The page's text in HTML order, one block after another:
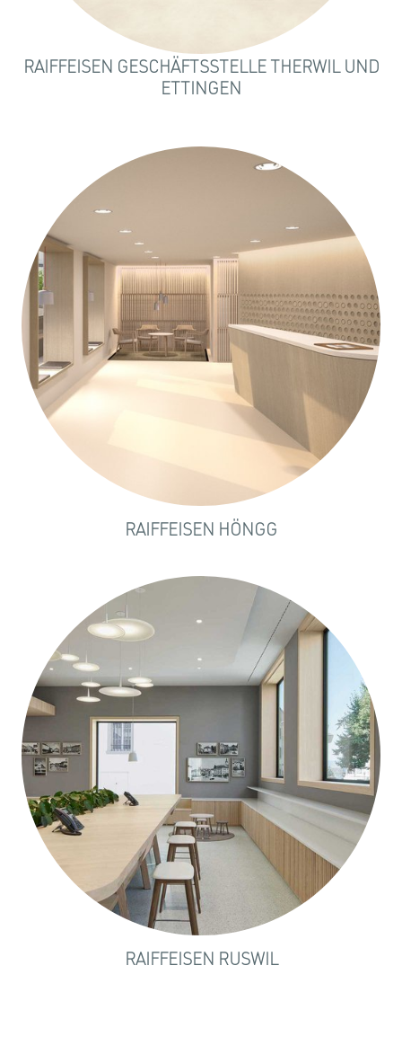
RAIFFEISEN GESCHÄFTSSTELLE THERWIL UND
ETTINGEN
RAIFFEISEN HÖNGG
RAIFFEISEN RUSWIL